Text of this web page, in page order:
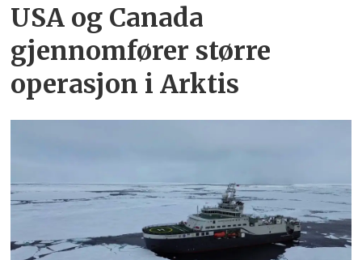
USA og Canada
gjennomfører større
operasjon i Arktis